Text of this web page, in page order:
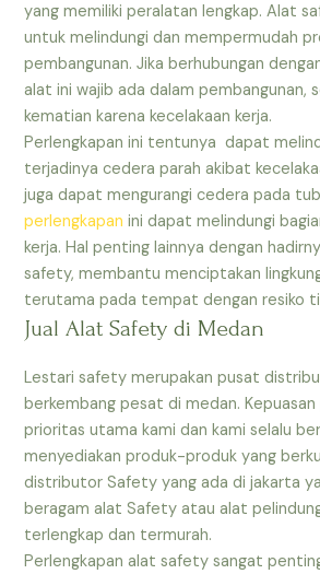
yang memiliki peralatan lengkap. Alat
untuk melindungi dan mempermudah
pembangunan. Jika berhubungan
alat ini wajib ada dalam pembangunan,
kematian karena kecelakaan kerja.
Perlengkapan ini tentunya dapat
terjadinya cedera parah akibat
juga dapat mengurangi cedera pada
perlengkapan ini dapat melindungi
kerja. Hal penting lainnya dengan
safety, membantu menciptakan
terutama pada tempat dengan resiko
Jual Alat Safety di Medan
Lestari safety merupakan pusat
berkembang pesat di medan. Kepuasan
prioritas utama kami dan kami selalu
menyediakan produk-produk yang
distributor Safety yang ada di jakarta
beragam alat Safety atau alat
terlengkap dan termurah.
Perlengkapan alat safety sangat